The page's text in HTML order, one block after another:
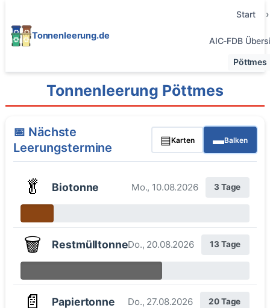
Tonnenleerung.de
Start
AIC-FDB
Pöttmes
Tonnenleerung Pöttmes
📅 Nächste
Leerungstermine
▤Karten ▬Balken
🥬 Biotonne Mo., 10.08.2026 3 Tage
🗑️ RestmülltonneDo., 20.08.2026 13 Tage
📄 Papiertonne Do., 27.08.2026 20 Tage